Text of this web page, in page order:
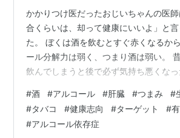
かかりつけ医だったおじいちゃんの医
合くらいは、却って健康にいいよ」と
た。 ぼくは酒を飲むとすぐ赤くなるか
ール分解力は弱く、つまり酒は弱い。
飲んでしまうと後で必ず気持ち悪くな
は飲まなかった。 ところがここ数年来
に、毎日必ず晩酌する習慣がついてしま
泡酒かビール350㎖1本くらいだ。それ
#酒 #アルコール #肝臓 #つまみ #
#タバコ #健康志向 #ターゲット #
#アルコール依存症